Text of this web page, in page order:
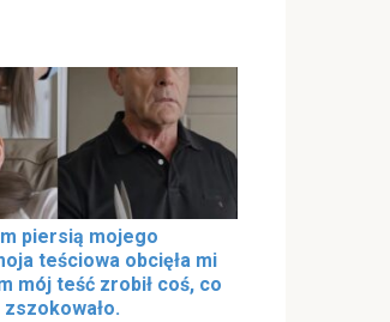
piersią mojego
teściowa obcięła mi
mój teść zrobił coś, co